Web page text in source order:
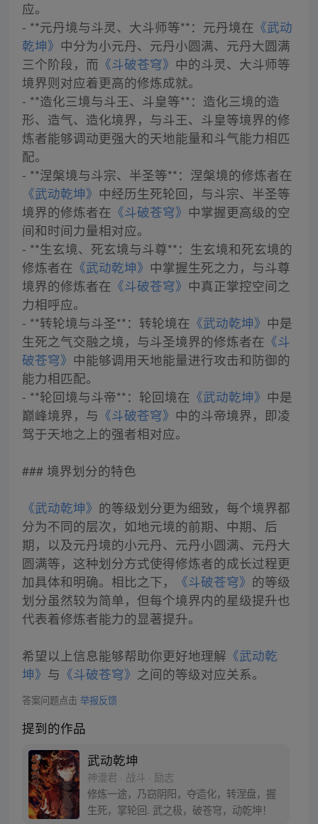
应。
- **元丹境与斗灵、大斗师等**：元丹境在 《武动
乾坤》 中分为小元丹、元丹小圆满、元丹大圆满
三个阶段，而 《斗破苍穹》 中的斗灵、大斗师等
境界则对应着更高的修炼成就。
- **造化三境与斗王、斗皇等**：造化三境的造
形、造气、造化境界，与斗王、斗皇等境界的修
炼者能够调动更强大的天地能量和斗气能力相匹
配。
- **涅槃境与斗宗、半圣等**：涅槃境的修炼者在
《武动乾坤》 中经历生死轮回，与斗宗、半圣等
境界的修炼者在 《斗破苍穹》 中掌握更高级的空
间和时间力量相对应。
- **生玄境、死玄境与斗尊**：生玄境和死玄境的
修炼者在 《武动乾坤》 中掌握生死之力，与斗尊
境界的修炼者在 《斗破苍穹》 中真正掌控空间之
力相呼应。
- **转轮境与斗圣**：转轮境在 《武动乾坤》 中是
生死之气交融之境，与斗圣境界的修炼者在 《斗
破苍穹》 中能够调用天地能量进行攻击和防御的
能力相匹配。
- **轮回境与斗帝**：轮回境在 《武动乾坤》 中是
巅峰境界，与 《斗破苍穹》 中的斗帝境界，即凌
驾于天地之上的强者相对应。
### 境界划分的特色
《武动乾坤》 的等级划分更为细致，每个境界都
分为不同的层次，如地元境的前期、中期、后
期，以及元丹境的小元丹、元丹小圆满、元丹大
圆满等，这种划分方式使得修炼者的成长过程更
加具体和明确。相比之下，
《斗破苍穹》 的等级
划分虽然较为简单，但每个境界内的星级提升也
代表着修炼者能力的显著提升。
希望以上信息能够帮助你更好地理解 《武动乾
坤》 与 《斗破苍穹》 之间的等级对应关系。
答案问题点击 举报反馈
提到的作品
武动乾坤
神漫君 · 战斗 · 励志
修炼一途，乃窃阴阳，夺造化，转涅盘，握
生死，掌轮回. 武之极，破苍穹，动乾坤！